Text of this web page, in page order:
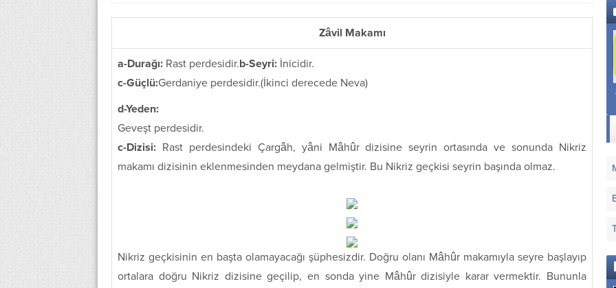
Zâvil Makamı
a-Durağı: Rast perdesidir.b-Seyri: İnicidir.
c-Güçlü:Gerdaniye perdesidir.(İkinci derecede Neva)
d-Yeden:
Geveşt perdesidir.
c-Dizisi: Rast perdesindeki Çargâh, yâni Mâhûr dizisine seyrin ortasında ve sonunda Nikriz
makamı dizisinin eklenmesinden meydana gelmiştir. Bu Nikriz geçkisi seyrin başında olmaz.
Nikriz geçkisinin en başta olamayacağı şüphesizdir. Doğru olanı Mâhûr makamıyla seyre başlayıp
ortalara doğru Nikriz dizisine geçilip, en sonda yine Mâhûr dizisiyle karar vermektir. Bununla
Nişâbûrek Makamı